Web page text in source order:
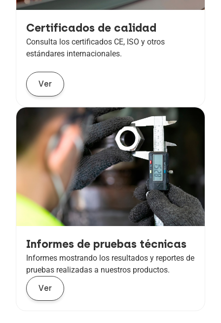
Certificados de calidad
Consulta los certificados CE, ISO y otros
estándares internacionales.
Ver
Informes de pruebas técnicas
Informes mostrando los resultados y reportes de
pruebas realizadas a nuestros productos.
Ver